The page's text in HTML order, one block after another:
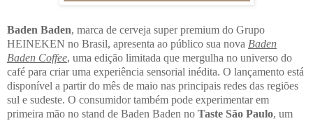
Baden Baden, marca de cerveja super premium do Grupo
HEINEKEN no Brasil, apresenta ao público sua nova Baden
Baden Coffee, uma edição limitada que mergulha no universo do
café para criar uma experiência sensorial inédita. O lançamento está
disponível a partir do mês de maio nas principais redes das regiões
sul e sudeste. O consumidor também pode experimentar em
primeira mão no stand de Baden Baden no Taste São Paulo, um